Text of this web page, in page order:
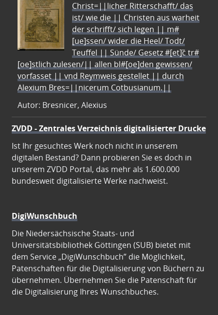
Christ=||licher Ritterschafft/ das
ist/ wie die || Christen aus warheit
der schrifft/ sich legen || m#
[ue]ssen/ wider die Heel/ Todt/
Teuffel || Sünde/ Gesetz #[et]c̃ tr#
[oe]stlich zulesen/|| allen bl#[oe]den gewissen/
vorfasset || vnd Reymweis gestellet || durch
Alexium Bres=||nicerum Cotbusianum.||
Autor: Bresnicer, Alexius
ZVDD - Zentrales Verzeichnis digitalisierter Drucke
Ist Ihr gesuchtes Werk noch nicht in unserem
digitalen Bestand? Dann probieren Sie es doch in
unserem ZVDD Portal, das mehr als 1.600.000
bundesweit digitalisierte Werke nachweist.
DigiWunschbuch
Die Niedersächsische Staats- und
Universitätsbibliothek Göttingen (SUB) bietet mit
dem Service „DigiWunschbuch” die Möglichkeit,
Patenschaften für die Digitalisierung von Büchern zu
übernehmen. Übernehmen Sie die Patenschaft für
die Digitalisierung Ihres Wunschbuches.